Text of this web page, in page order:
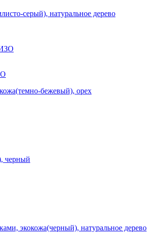
серый), натуральное дерево
бежевый), орех
черный
экокожа(черный), натуральное дерево